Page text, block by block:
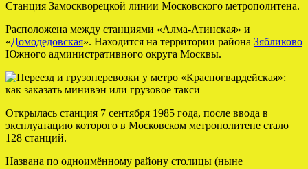
Станция Замоскворецкой линии Московского метрополитена.
Расположена между станциями «Алма-Атинская» и
«Домодедовская». Находится на территории района Зябликово
Южного административного округа Москвы.
Открылась станция 7 сентября 1985 года, после ввода в
эксплуатацию которого в Московском метрополитене стало
128 станций.
Названа по одноимённому району столицы (ныне